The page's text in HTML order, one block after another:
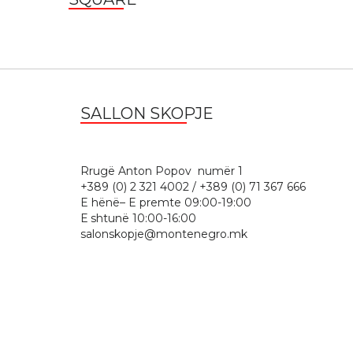
SALLON SKOPJE
Rrugë Anton Popov numër 1
+389 (0) 2 321 4002 / +389 (0) 71 367 666
E hënë– E premte 09:00-19:00
Е shtunë 10:00-16:00
salonskopje@montenegro.mk